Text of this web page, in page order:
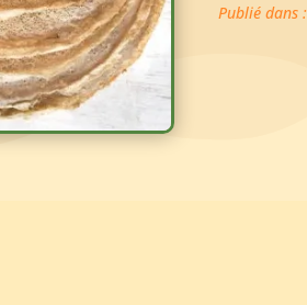
Publié dans